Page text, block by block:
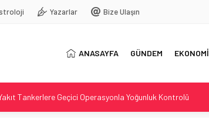
Yazarlar Bize Ulaşın
ANASAYFA GÜNDEM EKONOMİ
Tankerlere Geçici Operasyonla Yoğunluk Kontrolü
ve Alt Kiralama İddiası: Reçber Çifti Ata Demirağ’a Karşı